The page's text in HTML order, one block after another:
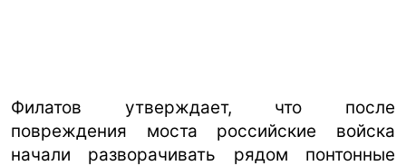
Филатов утверждает, что после
повреждения моста российские войска
начали разворачивать рядом понтонные